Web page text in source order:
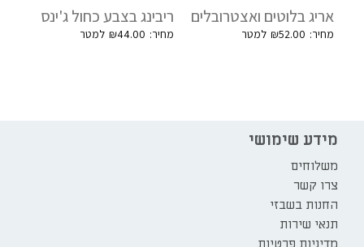
אריג בלוטים ואצטרובלים
₪52.00
ריבינג בצבע כחול ג'ינס
₪44.00
מידע שימושי
משלוחים
צרו קשר
החנות בשבזי
תנאי שירות